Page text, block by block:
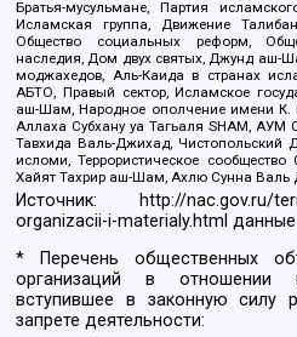
Братья-мусульмане, Партия
Исламская группа, Движение
Общество социальных реформ,
наследия, Дом двух святых, Джунд
моджахедов, Аль-Каида в странах
АБТО, Правый сектор, Исламское
аш-Шам, Народное ополчение имени
Аллаха Субхану уа Тагьаля SHAM,
Тавхида Валь-Джихад, Чистопольский
исломи, Террористическое
Хайят Тахрир аш-Шам, Ахлю Сунна
Источник:
http://nac.gov.ru/
organizacii-i-materialy.html
* Перечень общественных
организаций в отношении
вступившее в законную силу
запрете деятельности: